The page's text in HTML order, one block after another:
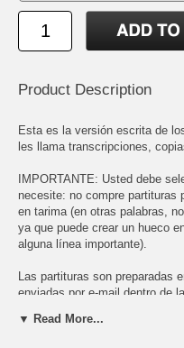
Product Description
Esta es la versión escrita de
les llama transcripciones,
IMPORTANTE: Usted debe
necesite: no compre partituras
en tarima (en otras palabras,
ya que puede crear un hueco
alguna línea importante).
Las partituras son preparadas
enviadas por e-mail dentro de
Para poder abrir el archivo
▼ Read More...